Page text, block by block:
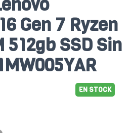
Gen 7 Ryzen
512gb SSD Sin
EN STOCK